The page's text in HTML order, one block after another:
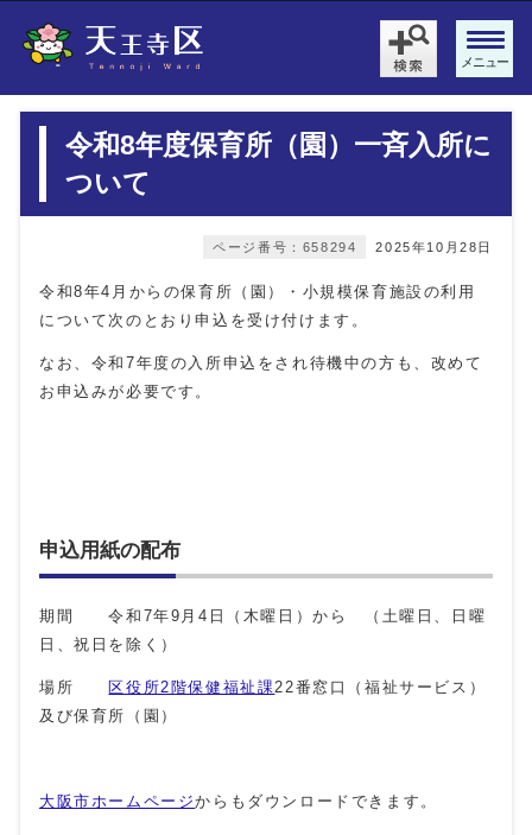
メニュー
令和8年度保育所（園）一斉入所に
ついて
2025年10月28日
ページ番号：658294
令和8年4月からの保育所（園）・小規模保育施設の利用
について次のとおり申込を受け付けます。
なお、令和7年度の入所申込をされ待機中の方も、改めて
お申込みが必要です。
申込用紙の配布
期間 令和7年9月4日（木曜日）から （土曜日、日曜
日、祝日を除く）
場所 区役所2階保健福祉課 22番窓口（福祉サービス）
及び保育所（園）
大阪市ホームページからもダウンロードできます。